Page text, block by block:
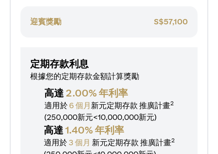
迎賓獎勵 S$57,100
定期存款利息
根據您的定期存款金額計算獎勵
高達 2.00% 年利率
適用於6 個月 新元定期存款 推廣計畫2
(250,000新元<10,000,000新元)
高達 1.40% 年利率
適用於 3 個月 新元定期存款 推廣計畫2